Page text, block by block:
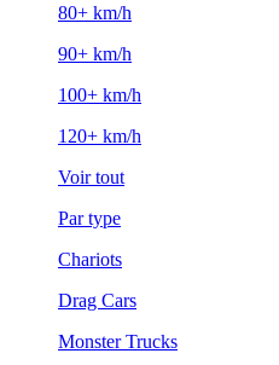
80+ km/h
90+ km/h
100+ km/h
120+ km/h
Voir tout
Par type
Chariots
Drag Cars
Monster Trucks